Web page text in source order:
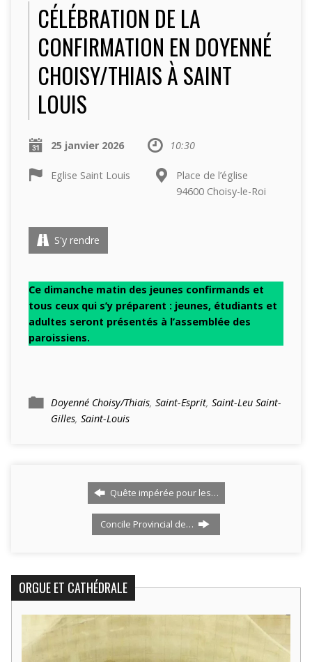
CÉLÉBRATION DE LA
CONFIRMATION EN DOYENNÉ
CHOISY/THIAIS À SAINT
LOUIS
25 janvier 2026 10:30
Eglise Saint Louis
Place de l’église
94600 Choisy-le-Roi
S'y rendre
Ce dimanche matin des jeunes confirmands et
tous ceux qui s’y préparent : jeunes, étudiants et
adultes seront présentés à l’assemblée des
paroissiens.
Doyenné Choisy/Thiais, Saint-Esprit, Saint-Leu Saint-
Gilles, Saint-Louis
Quête impérée pour les…
Concile Provincial de…
ORGUE ET CATHÉDRALE